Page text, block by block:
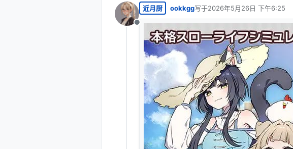
离线
近月厨 ookkgg写于2026年5月26日 下午6:25
最后由 编辑